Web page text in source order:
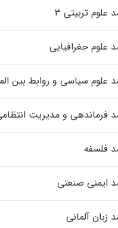
تربیتی ۳
علوم جغرافیایی
علوم سیاسی و روابط بین
فرماندهی و مدیریت
فلسفه
ایمنی صنعتی
زبان آلمانی